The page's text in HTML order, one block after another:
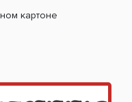
картоне